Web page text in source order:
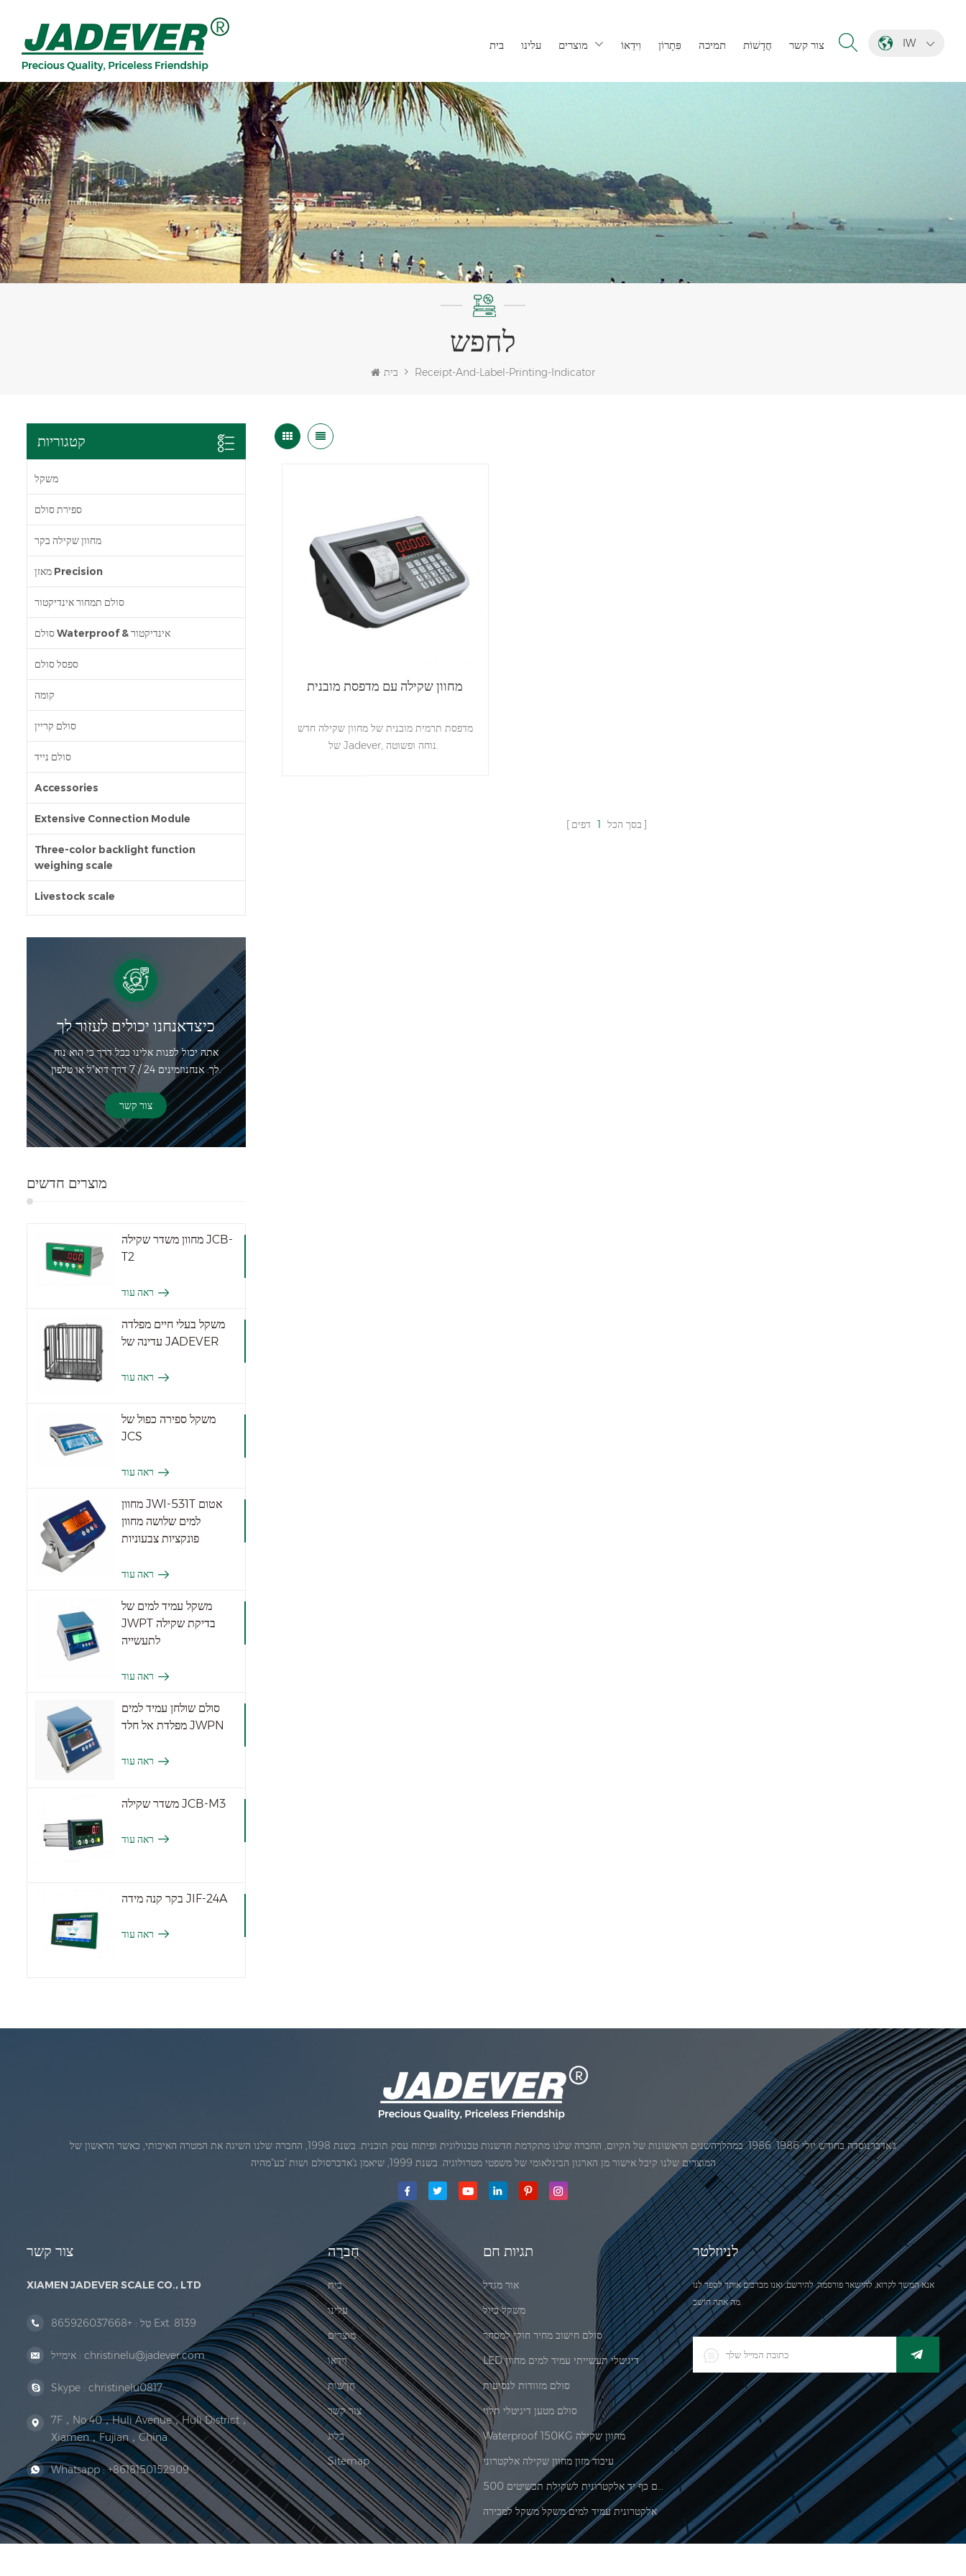
IW בית עלינו מוצרים וִידֵאוֹ פִּתָרוֹן תמיכה חֲדָשׁוֹת צור קשר
לחפש
בית Receipt-And-Label-Printing-Indicator
קטגוריות
משקל
ספירת סולם
מחוון שקילה בקר
מאזן Precision
סולם תמחור אינדיקטור
סולם Waterproof & אינדיקטור
ספסל סולם
קומה
סולם קריין
סולם נייד
Accessories
Extensive Connection Module
Three-color backlight function
weighing scale
Livestock scale
כיצדאנחנו יכולים לעזור לך
אתה יכול לפנות אלינו בכל דרך כי הוא נוח
לך. אנחנוזמינים 24 / 7 דרך דוא"ל או טלפון.
צור קשר
מוצרים חדשים
מחוון משדר שקילה JCB-
T2
ראה עוד
משקל בעלי חיים מפלדה
עדינה של JADEVER
ראה עוד
משקל ספירה כפול של
JCS
ראה עוד
מחוון JWI-531T אטום
למים שלושה מחוון
פונקציות צבעוניות
ראה עוד
משקל עמיד למים של
JWPT בדיקת שקילה
לתעשייה
ראה עוד
סולם שולחן עמיד למים
מפלדת אל חלד JWPN
ראה עוד
משדר שקילה JCB-M3
ראה עוד
בקר קנה מידה JIF-24A
ראה עוד
מחוון שקילה עם מדפסת מובנית
מדפסת תרמית מובנית של מחוון שקילה חדש
של Jadever, נוחה ופשוטה.
בסך הכל 1 דפים
ג'אדברנוסדה בחודש יולי 1986. 1986. במהלךהשנים הראשונות של הקיום, החברה שלנו מתקדמת חדשנות טכנולוגית ופיתוח עסק תוכנית. בשנת 1998, החברה שלנו השיגה את המטרה האיכותי, כאשר הראשון של
המוצרים שלנו קיבל אישור מן הארגון הבינלאומי של משפטי מטרולוגיה. בשנת 1999, שיאמן ג'אדברסולם ושות 'בע"מהיה
צור קשר
XIAMEN JADEVER SCALE CO., LTD
טַל : +865926037668 Ext. 8139
אימייל : christinelu@jadever.com
Skype : christinelu0817
7F，No.40，Huli Avenue，Huli District，
Xiamen，Fujian，China
Whatsapp :+8618150152909
חֶברָה
בית
עלינו
מוצרים
וִידֵאוֹ
חֲדָשׁוֹת
צור קשר
בלוג
Sitemap
תגיות חם
אור מגדל
משקל כיול
סולם חישוב מחיר חוקי למסחר
LED דיגיטלי תעשייתי עמיד למים מחוון
סולם מזוודות לנסיעות
סולם מטען דיגיטלי תלוי
Waterproof 150KG מחוון שקילה
עיבוד מזון מחוון שקילה אלקטרוני
500 גרםסולם כף יד אלקטרונית לשקילת תכשיטים
אלקטרונית עמיד למים משקל משקל למכירה
לניוזלטר
אנא המשך לקרוא, להישאר פורסמה, להירשם, ואנו מברכים אותך לספר לנו
מה אתה חושב.